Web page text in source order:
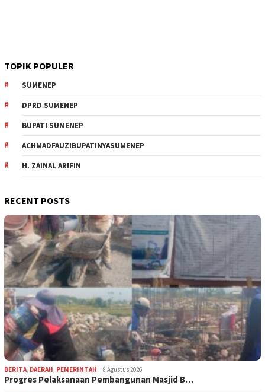
TOPIK POPULER
SUMENEP
DPRD SUMENEP
BUPATI SUMENEP
ACHMADFAUZIBUPATINYASUMENEP
H. ZAINAL ARIFIN
RECENT POSTS
BERITA DAERAH PEMERINTAH 8 Agustus 2026
Progres Pelaksanaan Pembangunan Masjid B…